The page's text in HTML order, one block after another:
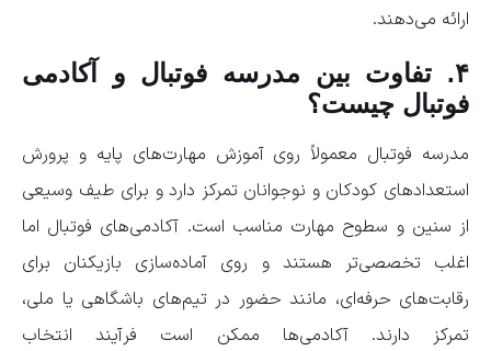
ارائه می‌دهند.
۴. تفاوت بین مدرسه فوتبال و آکادمی
فوتبال چیست؟
مدرسه فوتبال معمولاً روی آموزش مهارت‌های پایه و پرورش
استعدادهای کودکان و نوجوانان تمرکز دارد و برای طیف وسیعی
از سنین و سطوح مهارت مناسب است. آکادمی‌های فوتبال اما
اغلب تخصصی‌تر هستند و روی آماده‌سازی بازیکنان برای
رقابت‌های حرفه‌ای، مانند حضور در تیم‌های باشگاهی یا ملی،
تمرکز دارند. آکادمی‌ها ممکن است فرآیند انتخاب